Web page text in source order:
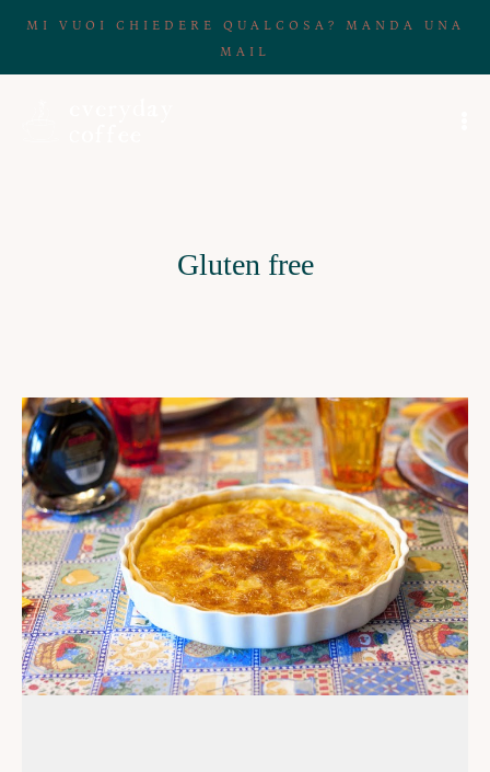
MI VUOI CHIEDERE QUALCOSA? MANDA UNA
MAIL
Gluten free